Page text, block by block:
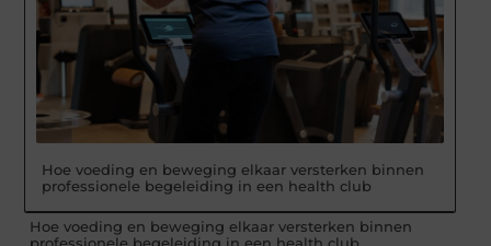
Hoe voeding en beweging elkaar versterken binnen
professionele begeleiding in een health club
Hoe voeding en beweging elkaar versterken binnen